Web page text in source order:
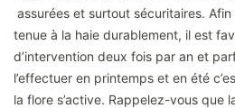
assurées et surtout sécuritaires.
tenue à la haie durablement, il est
d’intervention deux fois par an et
l’effectuer en printemps et en été
la flore s’active. Rappelez-vous que